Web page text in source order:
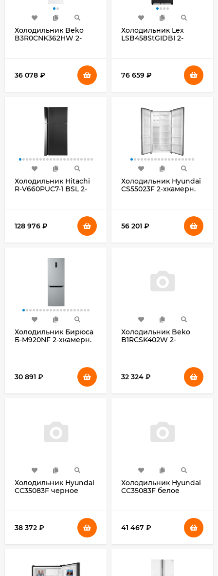
Холодильник Beko
B3R0CNK362HW 2-
36 078 ₽
Холодильник Lex
LSB458StGIDBI 2-
76 659 ₽
Холодильник Hitachi
R-V660PUC7-1 BSL 2-
128 976 ₽
Холодильник Hyundai
CS55023F 2-хкамерн.
56 201 ₽
Холодильник Бирюса
Б-M920NF 2-хкамерн.
30 891 ₽
Холодильник Beko
B1RCSK402W 2-
32 324 ₽
Холодильник Hyundai
CC35083F черное
38 372 ₽
Холодильник Hyundai
CC35083F белое
41 467 ₽